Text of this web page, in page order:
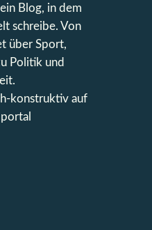
Blog, in dem
schreibe. Von
über Sport,
Politik und
konstruktiv auf